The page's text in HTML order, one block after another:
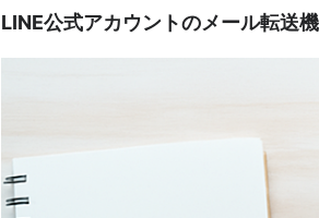
LINE公式アカウントのメール転送